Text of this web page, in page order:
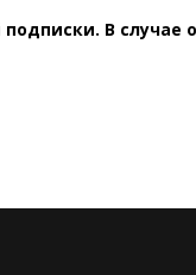
В случае